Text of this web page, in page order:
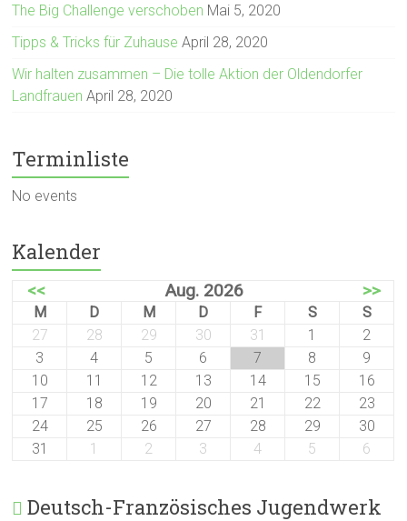
The Big Challenge verschoben Mai 5, 2020
Tipps & Tricks für Zuhause April 28, 2020
Wir halten zusammen – Die tolle Aktion der Oldendorfer
Landfrauen April 28, 2020
Terminliste
No events
Kalender
<< Aug. 2026 >>
M D M D F S
S
27
28 29 30 31 1
2
3
4 5 6 7 8
9
10
11 12 13 14 15
16
17
18 19 20 21 22
23
24
25 26 27 28 29
30
31
1 2 3 4 5 6
Deutsch-Französisches Jugendwerk